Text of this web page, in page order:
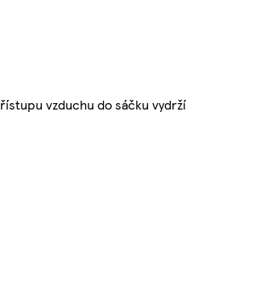
vzduchu do sáčku vydrží